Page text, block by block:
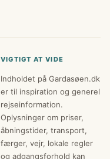
VIGTIGT AT VIDE
Indholdet på Gardasøen.dk
er til inspiration og generel
rejseinformation.
Oplysninger om priser,
åbningstider, transport,
færger, vejr, lokale regler
og adgangsforhold kan